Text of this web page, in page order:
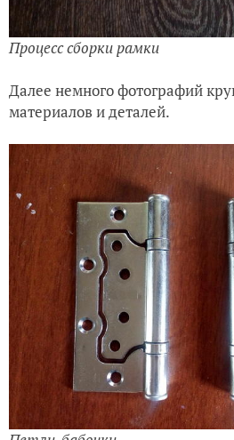
Процесс сборки рамки
Далее немного фотографий
материалов и деталей.